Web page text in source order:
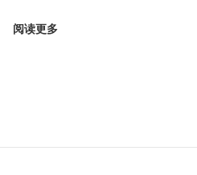
阅读更多